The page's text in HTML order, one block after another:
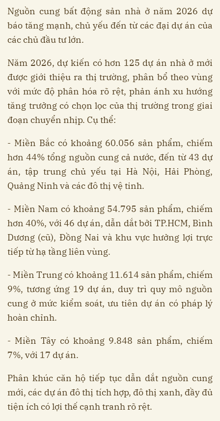
Nguồn cung bất động sản nhà ở năm 2026 dự
báo tăng mạnh, chủ yếu đến từ các đại dự án của
các chủ đầu tư lớn.
Năm 2026, dự kiến có hơn 125 dự án nhà ở mới
được giới thiệu ra thị trường, phân bổ theo vùng
với mức độ phân hóa rõ rệt, phản ánh xu hướng
tăng trưởng có chọn lọc của thị trường trong giai
đoạn chuyển nhịp. Cụ thể:
- Miền Bắc có khoảng 60.056 sản phẩm, chiếm
hơn 44% tổng nguồn cung cả nước, đến từ 43 dự
án, tập trung chủ yếu tại Hà Nội, Hải Phòng,
Quảng Ninh và các đô thị vệ tinh.
- Miền Nam có khoảng 54.795 sản phẩm, chiếm
hơn 40%, với 46 dự án, dẫn dắt bởi TP.HCM, Bình
Dương (cũ), Đồng Nai và khu vực hưởng lợi trực
tiếp từ hạ tầng liên vùng.
- Miền Trung có khoảng 11.614 sản phẩm, chiếm
9%, tương ứng 19 dự án, duy trì quy mô nguồn
cung ở mức kiểm soát, ưu tiên dự án có pháp lý
hoàn chỉnh.
- Miền Tây có khoảng 9.848 sản phẩm, chiếm
7%, với 17 dự án.
Phân khúc căn hộ tiếp tục dẫn dắt nguồn cung
mới, các dự án đô thị tích hợp, đô thị xanh, đầy đủ
tiện ích có lợi thế cạnh tranh rõ rệt.